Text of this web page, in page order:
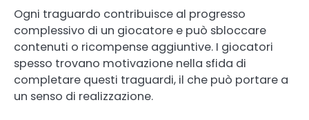
Ogni traguardo contribuisce al progresso
complessivo di un giocatore e può sbloccare
contenuti o ricompense aggiuntive. I giocatori
spesso trovano motivazione nella sfida di
completare questi traguardi, il che può portare a
un senso di realizzazione.